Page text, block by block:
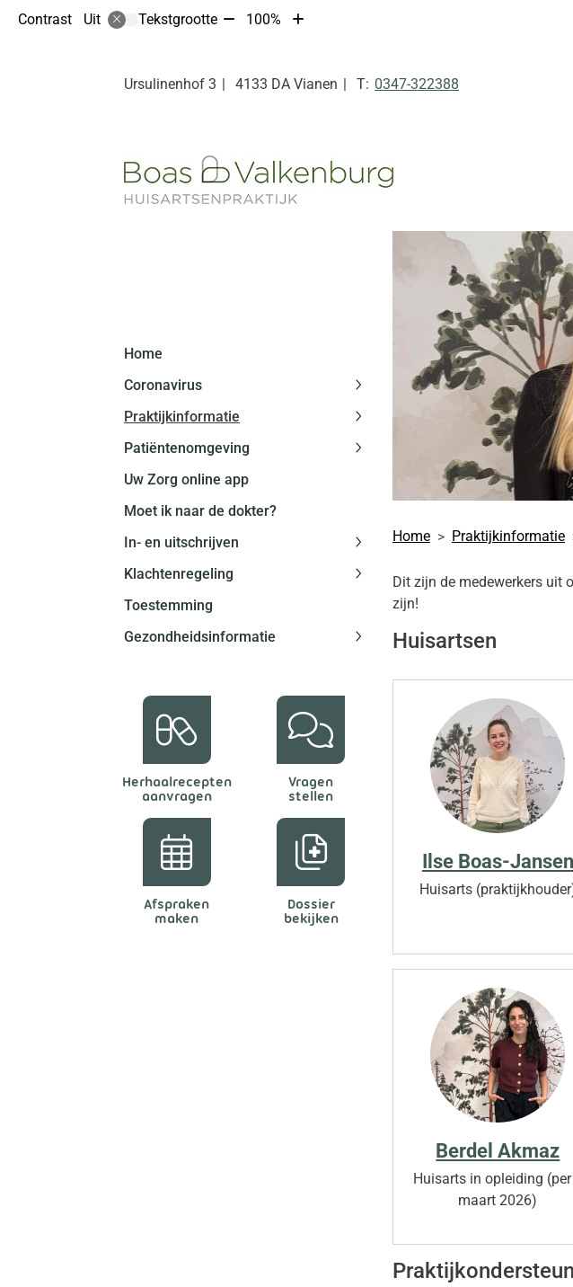
Contrast Uit Tekstgrootte Tekst
10%
100%
Tekst
10%
Ursulinenhof 3 4133 DA Vianen Tel:
0347-322388
Home
Coronavirus
submenu
Praktijkinformatie
submenu
Patiëntenomgeving
Patiëntenomgeving
Uw Zorg online app
Moet ik naar de dokter?
In- en uitschrijven
en
uitschrijven
submenu
Klachtenregeling
Klachtenregeling
submenu
Toestemming
Gezondheidsinformatie
Gezondheidsinformatie
Herhaalrecepten
aanvragen
Vragen
stellen
Afspraken
maken
Dossier
bekijken
Home Praktijkinformatie
Dit zijn de medewerkers uit
zijn!
Huisartsen
Ilse Boas-Jansen
Huisarts
Berdel Akmaz
Huisarts in opleiding (per
maart 2026)